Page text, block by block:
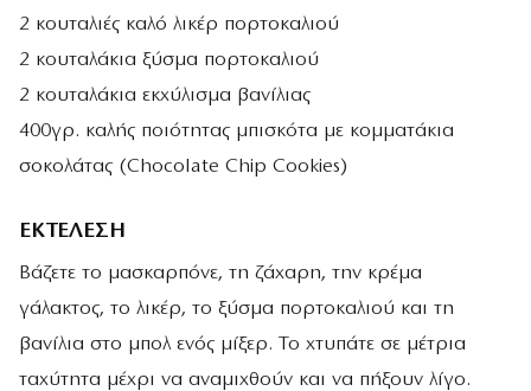
2 κουταλιές καλό λικέρ πορτοκαλιού
2 κουταλάκια ξύσμα πορτοκαλιού
2 κουταλάκια εκχύλισμα βανίλιας
400γρ. καλής ποιότητας μπισκότα με κομματάκια
σοκολάτας (Chocolate Chip Cookies)
ΕΚΤΕΛΕΣΗ
Βάζετε το μασκαρπόνε, τη ζάχαρη, την κρέμα
γάλακτος, το λικέρ, το ξύσμα πορτοκαλιού και τη
βανίλια στο μπολ ενός μίξερ. Το χτυπάτε σε μέτρια
ταχύτητα μέχρι να αναμιχθούν και να πήξουν λίγο.